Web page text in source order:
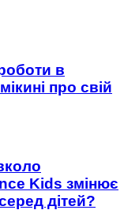
в
про свій
Kids змінює
дітей?